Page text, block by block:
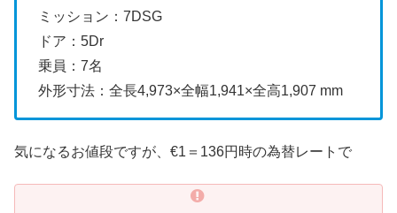
ミッション：7DSG
ドア：5Dr
乗員：7名
外形寸法：全長4,973×全幅1,941×全高1,907 mm
気になるお値段ですが、€1＝136円時の為替レートで